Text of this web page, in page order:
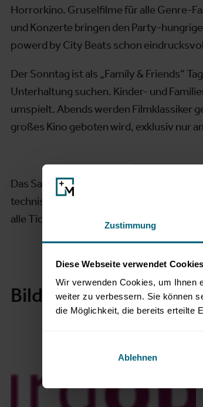
Zustimmung
Diese Webseite verwendet Cookies
Wir verwenden Cookies, um Ihnen
weiter zu verbessern. Sie können
die Möglichkeit, die bereits erteilte
Ablehnen
Horrorkino. Gruselfilme für alle Genre-
und Konzerte bringen den Party-
powerd by City Beats schon
Der Sonntag ist als „Family & Friends“
Unterhaltung suchen. Kinder- und
umspielt. Abends werden Filmklassiker
großes Kino geboten wird, exklusiv nur
Das Salzburg Openair ist Drive-in-
technischer Seite. Am Messegelände
alle Ticket-Links finden Sie auf
Bilder